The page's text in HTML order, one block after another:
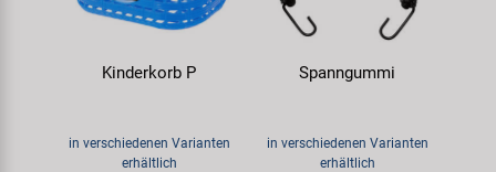
Kinderkorb P
in verschiedenen Varianten
erhältlich
Spanngummi
in verschiedenen Varianten
erhältlich